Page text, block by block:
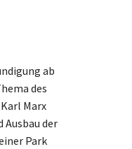
ab
des
Marx
der
Park